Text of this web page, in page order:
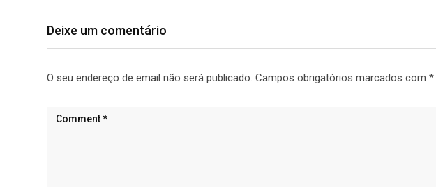
Deixe um comentário
O seu endereço de email não será publicado. Campos obrigatórios marcados com *